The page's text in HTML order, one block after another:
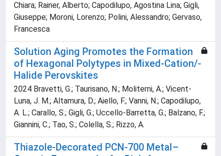
Chiara; Rainer, Alberto; Capodilupo, Agostina Lina; Gigli,
Giuseppe; Moroni, Lorenzo; Polini, Alessandro; Gervaso,
Francesca
Solution Aging Promotes the Formation
of Hexagonal Polytypes in Mixed-Cation/-
Halide Perovskites
2024 Bravetti, G.; Taurisano, N.; Moliterni, A.; Vicent-
Luna, J. M.; Altamura, D.; Aiello, F.; Vanni, N.; Capodilupo,
A. L.; Carallo, S.; Gigli, G.; Uccello-Barretta, G.; Balzano, F.;
Giannini, C.; Tao, S.; Colella, S.; Rizzo, A.
Thiazole-Decorated PCN-700 Metal–